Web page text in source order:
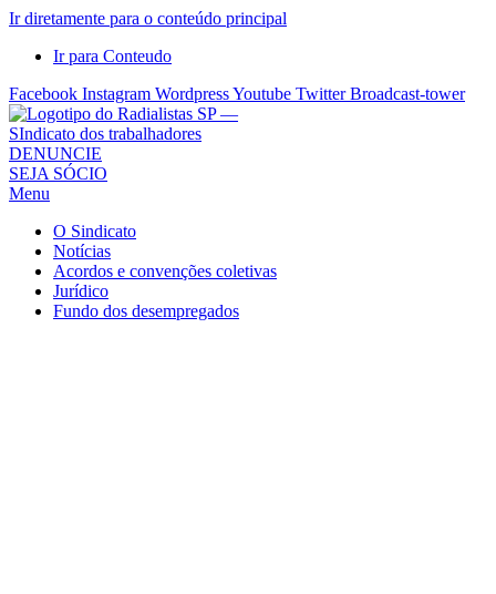
Ir diretamente para o conteúdo principal
Ir para Conteudo
Facebook Instagram WordpressYoutube Twitter Broadcast-tower
Sindicato
dos
Radialistas
São
Paulo
Sindicato
DENUNCIE
SEJA SÓCIO
Menu
O Sindicato
Notícias
Acordos e convenções coletivas
Jurídico
Fundo dos desempregados